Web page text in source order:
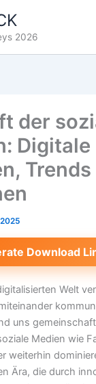
2026
der
Digitale
Trends
Download
Welt
uns
Medien wie
weiterhin
Ära, die durch